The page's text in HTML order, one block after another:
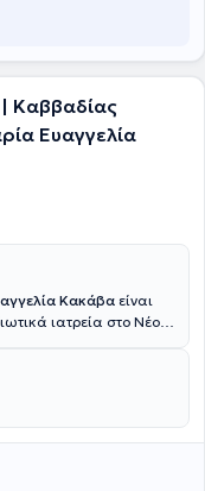
Καββαδίας
Ευαγγελία
Κακάβα είναι
ιατρεία στο Νέο
στην
Υόρκης (NYU).Ο
στο τμήμα της
καθώς και
Ευαγγελία